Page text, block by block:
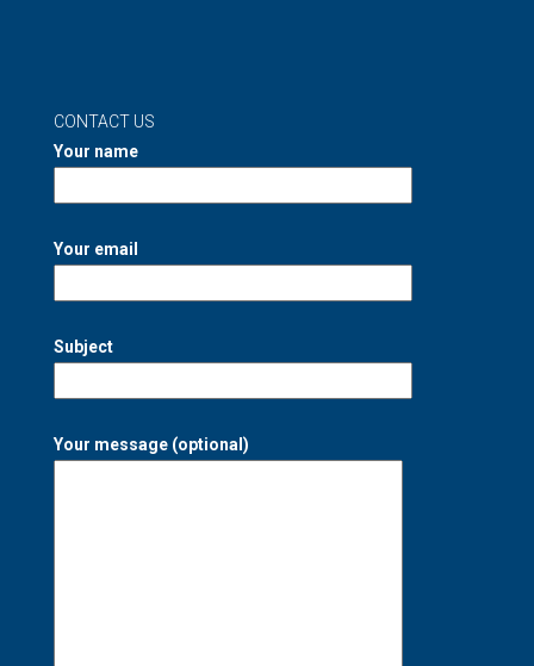
CONTACT US
Your name
Your email
Subject
Your message (optional)